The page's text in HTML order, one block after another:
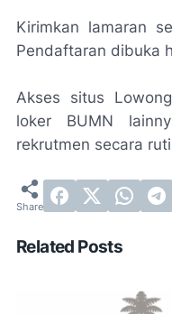
Kirimkan lamaran
Pendaftaran dibuka
Akses situs
loker BUMN
rekrutmen secara
Related Posts